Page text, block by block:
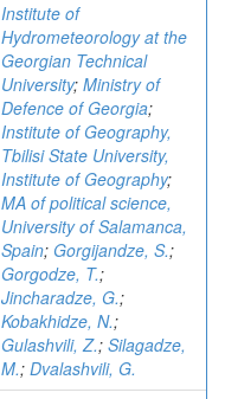
Institute of
Hydrometeorology at the
Georgian Technical
University; Ministry of
Defence of Georgia;
Institute of Geography,
Tbilisi State University,
Institute of Geography;
MA of political science,
University of Salamanca,
Spain; Gorgijandze, S.;
Gorgodze, T.;
Jincharadze, G.;
Kobakhidze, N.;
Gulashvili, Z.; Silagadze,
M.; Dvalashvili, G.